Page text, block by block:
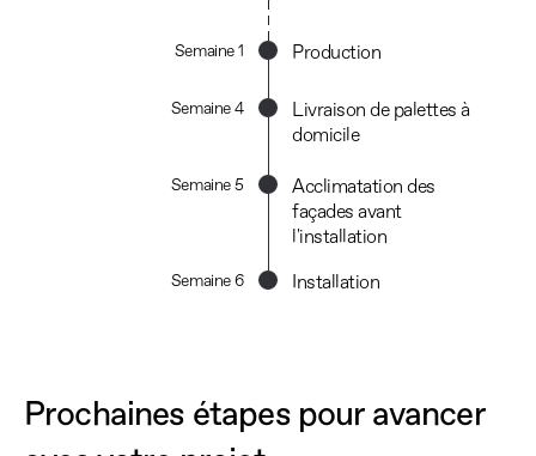
Semaine 1 Production
Semaine 4
Livraison de palettes à
domicile
Semaine 5
Acclimatation des
façades avant
l'installation
Semaine 6 Installation
Prochaines étapes pour avancer